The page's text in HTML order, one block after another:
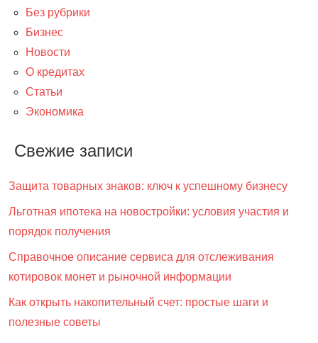
Без рубрики
Бизнес
Новости
О кредитах
Статьи
Экономика
Свежие записи
Защита товарных знаков: ключ к успешному бизнесу
Льготная ипотека на новостройки: условия участия и
порядок получения
Справочное описание сервиса для отслеживания
котировок монет и рыночной информации
Как открыть накопительный счет: простые шаги и
полезные советы